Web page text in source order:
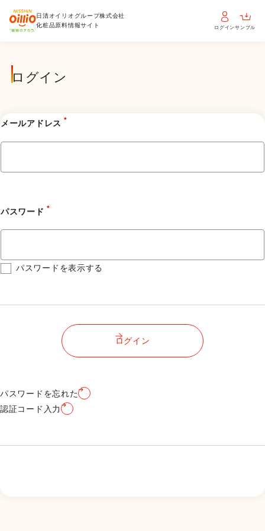
日清オイリオグループ株式会社
化粧品原料情報サイト
ログインサンプル
ログイン
メールアドレス *
パスワード *
パスワードを表示する
ログイン
パスワードを忘れた
認証コード入力